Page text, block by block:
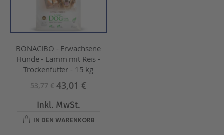
BONACIBO - Erwachsene
Hunde - Lamm mit Reis -
Trockenfutter - 15 kg
53,77 € 43,01 €
Inkl. MwSt.
IN DEN WARENKORB